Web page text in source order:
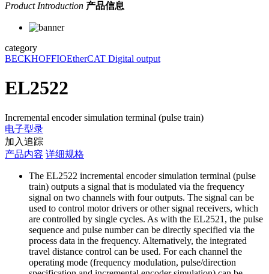
Product Introduction 产品信息
category
BECKHOFFIOEtherCAT Digital output
EL2522
Incremental encoder simulation terminal (pulse train)
电子型录
加入追踪
产品内容 详细规格
The EL2522 incremental encoder simulation terminal (pulse
train) outputs a signal that is modulated via the frequency
signal on two channels with four outputs. The signal can be
used to control motor drivers or other signal receivers, which
are controlled by single cycles. As with the EL2521, the pulse
sequence and pulse number can be directly specified via the
process data in the frequency. Alternatively, the integrated
travel distance control can be used. For each channel the
operating mode (frequency modulation, pulse/direction